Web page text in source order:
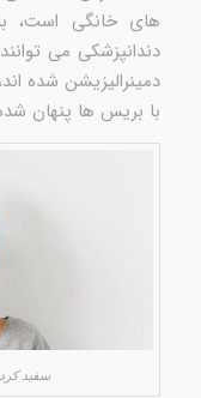
های خانگی است،
دندانپزشکی می
دمینرالیزیشن شده
با بریس ها پنهان
سفید